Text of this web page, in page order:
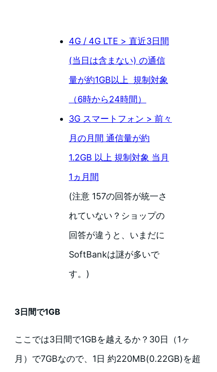
4G / 4G LTE > 直近3日間
(当日は含まない) の通信
量が約1GB以上 規制対象
（6時から24時間）
3G スマートフォン > 前々
月の月間 通信量が約
1.2GB 以上 規制対象 当月
1ヵ月間
(注意 157の回答が統一さ
れていない？ショップの
回答が違うと、いまだに
SoftBankは謎が多いで
す。)
3日間で1GB
ここでは3日間で1GBを越えるか？30日（1ヶ
月）で7GBなので、1日 約220MB(0.22GB)を超